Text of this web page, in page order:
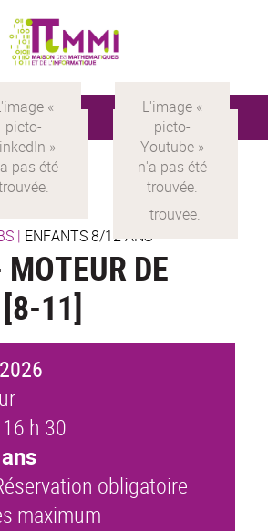
| ENFANTS 8/12 ANS
DE
11]
h 30
obligatoire
maximum